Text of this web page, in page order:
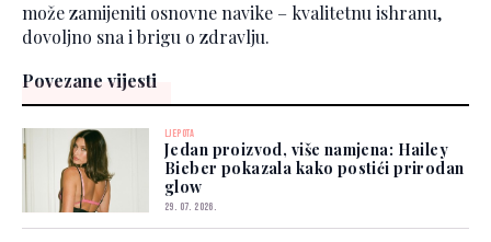
može zamijeniti osnovne navike – kvalitetnu ishranu,
dovoljno sna i brigu o zdravlju.
Povezane vijesti
LJEPOTA
Jedan proizvod, više namjena: Hailey
Bieber pokazala kako postići prirodan
glow
29. 07. 2026.